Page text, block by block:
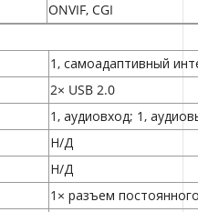
ONVIF, CGI
1, самоадаптивный
2× USB 2.0
1, аудиовход; 1,
Н/Д
Н/Д
1× разъем